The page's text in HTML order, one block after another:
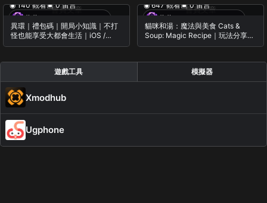
會員文章
蕨蕨・Casual Gameplay
◉ 140 觀看▣ 0 留言
異環｜禮包碼｜開局小知識｜不打
怪也能享受大都會生活｜iOS /
Android / PC
會員文章
蕨蕨・Casual Gameplay
◉ 647 觀看▣ 0 留言
貓咪和湯：魔法與美食 Cats &
Soup: Magic Recipe｜玩法分享｜
初見試玩｜遊戲紀錄｜iOS /
遊戲工具 模擬器
Xmodhub
Ugphone